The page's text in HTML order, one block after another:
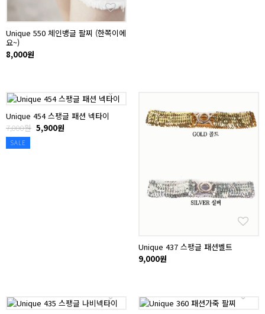
Unique 550 체인뱅글 팔찌 (한쪽이에
요~)
8,000원
Unique 454 스팽글 패션 넥타이
7,000원 5,900원
SALE
Unique 437 스팽글 패션벨트
9,000원